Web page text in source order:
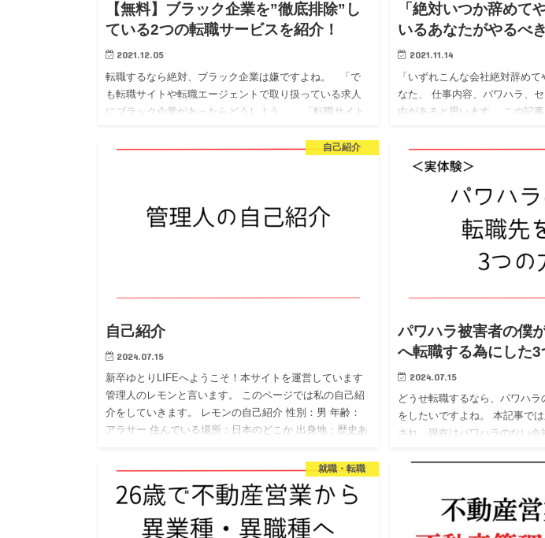
【無料】ブラック企業を”徹底排除”し
ている2つの転職サービスを紹介！
2021.12.05
転職するなら絶対、ブラック企業は嫌ですよね。 「で
も転職サイトや転職エージェントで取り扱っている求人
にブラック企業があったらどうしよう…」 「転職サイト
「絶対いつか辞めて
いるあなたがやるべ
2021.11.14
「いずれこんな会社絶対辞め
なた、 仕事内容、パワハラ、
由があると思います。 この記
いてお伝えし…
自己紹介
自己紹介
2024.07.15
新卒ゆとりLIFEへようこそ！本サイトを運営しています
管理人のレモンと言います。 このページでは私の自己紹
介をしていきます。 レモンの自己紹介 性別：男 年齢：
アラサー 住んでいる場所：日本のどこか 出身地：歴史あ
パワハラ被害者の僕
へ転職する為にした3
2024.07.15
どうせ転職するなら、パワハ
をしたいですよね。 本記事で
され、現在はパワハラのない
就職・転職